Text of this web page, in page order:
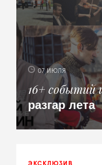
07 ИЮЛЯ
16+ событий
разгар лета
ЭКСКЛЮЗИВ